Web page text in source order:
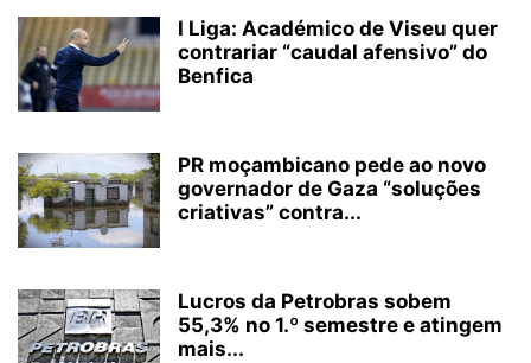
I Liga: Académico de Viseu quer
contrariar “caudal afensivo” do
Benfica
PR moçambicano pede ao novo
governador de Gaza “soluções
criativas” contra...
Lucros da Petrobras sobem
55,3% no 1.º semestre e atingem
mais...